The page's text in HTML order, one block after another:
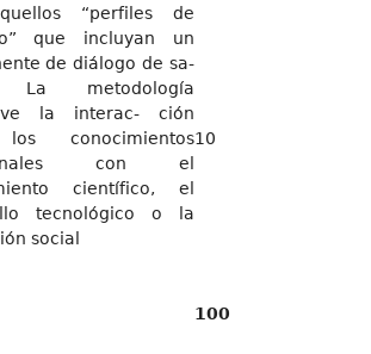
“perfiles de
que incluyan un
de diálogo de sa-
La metodología
la interac- ción
conocimientos
con el
científico, el
tecnológico o la
social
10
100